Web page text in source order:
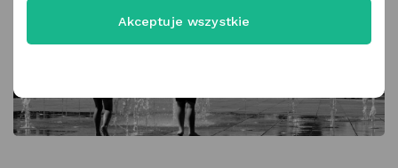
Akceptuje wszystkie